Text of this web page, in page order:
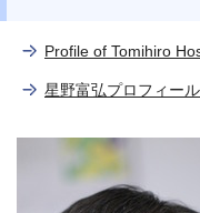
Profile of Tomihiro
星野富弘プロフィール